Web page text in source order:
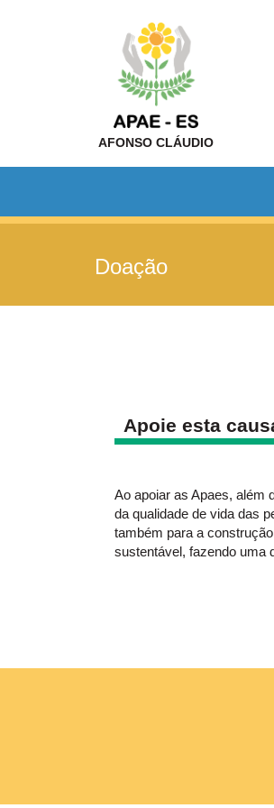
AFONSO CLÁUDIO
Doação
Apoie esta
Ao apoiar as Apaes, além
da qualidade de vida das
também para a
sustentável, fazendo uma